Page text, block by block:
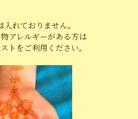
入れておりません。
アレルギーがある方は
トをご利用ください。